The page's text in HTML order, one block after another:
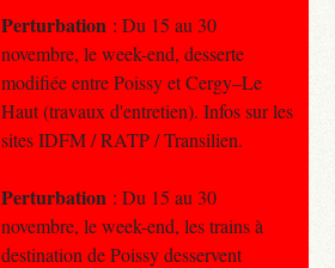
Perturbation : Du 15 au 30
novembre, le week-end, desserte
modifiée entre Poissy et Cergy–Le
Haut (travaux d'entretien). Infos sur les
sites IDFM / RATP / Transilien.
Perturbation : Du 15 au 30
novembre, le week-end, les trains à
destination de Poissy desservent